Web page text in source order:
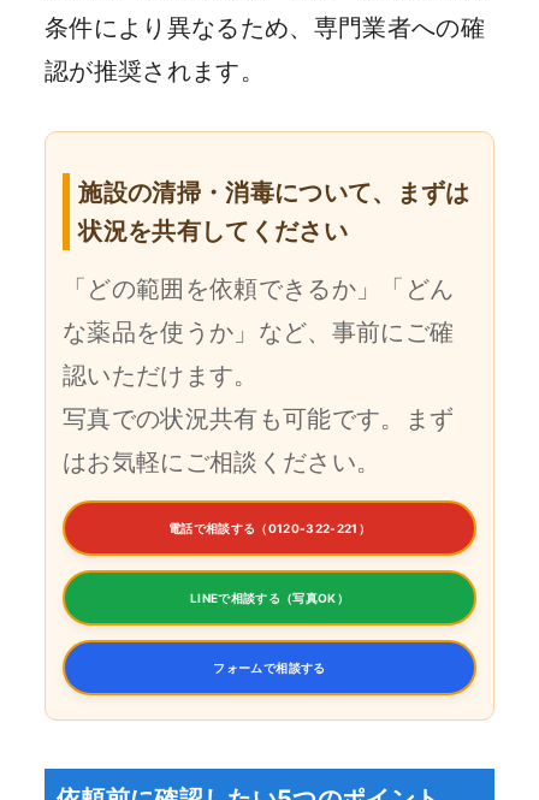
条件により異なるため、専門業者への確
認が推奨されます。
施設の清掃・消毒について、まずは
状況を共有してください
「どの範囲を依頼できるか」「どん
な薬品を使うか」など、事前にご確
認いただけます。
写真での状況共有も可能です。まず
はお気軽にご相談ください。
電話で相談する（0120-322-221）
LINEで相談する（写真OK）
フォームで相談する